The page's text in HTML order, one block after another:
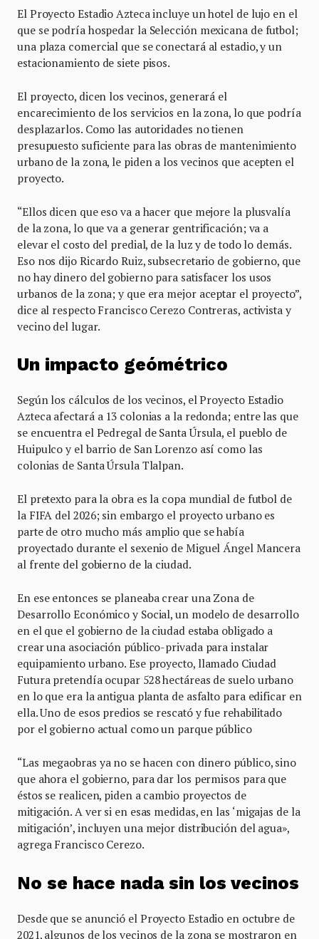
El Proyecto Estadio Azteca incluye un hotel de lujo en el
que se podría hospedar la Selección mexicana de futbol;
una plaza comercial que se conectará al estadio, y un
estacionamiento de siete pisos.
El proyecto, dicen los vecinos, generará el
encarecimiento de los servicios en la zona, lo que podría
desplazarlos. Como las autoridades no tienen
presupuesto suficiente para las obras de mantenimiento
urbano de la zona, le piden a los vecinos que acepten el
proyecto.
“Ellos dicen que eso va a hacer que mejore la plusvalía
de la zona, lo que va a generar gentrificación; va a
elevar el costo del predial, de la luz y de todo lo demás.
Eso nos dijo Ricardo Ruiz, subsecretario de gobierno, que
no hay dinero del gobierno para satisfacer los usos
urbanos de la zona; y que era mejor aceptar el proyecto”,
dice al respecto Francisco Cerezo Contreras, activista y
vecino del lugar.
Un impacto geómétrico
Según los cálculos de los vecinos, el Proyecto Estadio
Azteca afectará a 13 colonias a la redonda; entre las que
se encuentra el Pedregal de Santa Úrsula, el pueblo de
Huipulco y el barrio de San Lorenzo así como las
colonias de Santa Úrsula Tlalpan.
El pretexto para la obra es la copa mundial de futbol de
la FIFA del 2026; sin embargo el proyecto urbano es
parte de otro mucho más amplio que se había
proyectado durante el sexenio de Miguel Ángel Mancera
al frente del gobierno de la ciudad.
En ese entonces se planeaba crear una Zona de
Desarrollo Económico y Social, un modelo de desarrollo
en el que el gobierno de la ciudad estaba obligado a
crear una asociación público-privada para instalar
equipamiento urbano. Ese proyecto, llamado Ciudad
Futura pretendía ocupar 528 hectáreas de suelo urbano
en lo que era la antigua planta de asfalto para edificar en
ella. Uno de esos predios se rescató y fue rehabilitado
por el gobierno actual como un parque público
“Las megaobras ya no se hacen con dinero público, sino
que ahora el gobierno, para dar los permisos para que
éstos se realicen, piden a cambio proyectos de
mitigación. A ver si en esas medidas, en las ‘migajas de la
mitigación’, incluyen una mejor distribución del agua»,
agrega Francisco Cerezo.
No se hace nada sin los vecinos
Desde que se anunció el Proyecto Estadio en octubre de
2021, algunos de los vecinos de la zona se mostraron en